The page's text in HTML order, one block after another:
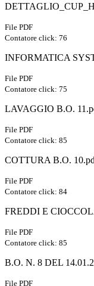
File PDF
Contatore click: 76
INFORMATICA
File PDF
Contatore click: 75
LAVAGGIO B.O.
File PDF
Contatore click: 85
COTTURA B.O.
File PDF
Contatore click: 84
FREDDI E
File PDF
Contatore click: 85
B.O. N. 8 DEL
File PDF